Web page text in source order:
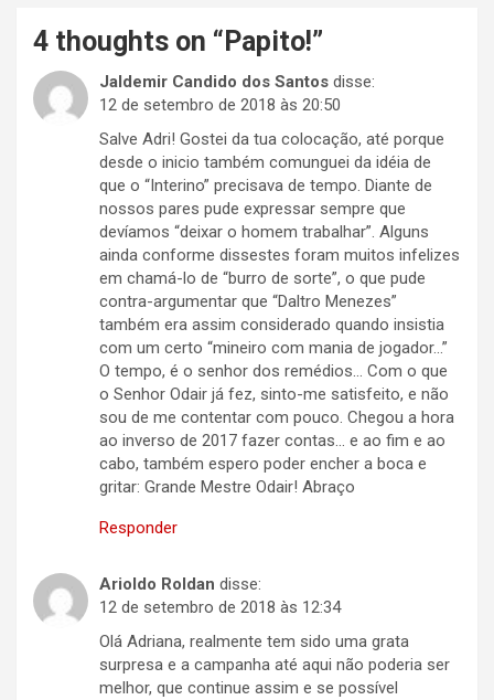
4 thoughts on “ Papito!”
Jaldemir Candido dos Santos disse:
12 de setembro de 2018 às 20:50
Salve Adri! Gostei da tua colocação, até porque
desde o inicio também comunguei da idéia de
que o “Interino” precisava de tempo. Diante de
nossos pares pude expressar sempre que
devíamos “deixar o homem trabalhar”. Alguns
ainda conforme dissestes foram muitos infelizes
em chamá-lo de “burro de sorte”, o que pude
contra-argumentar que “Daltro Menezes”
também era assim considerado quando insistia
com um certo “mineiro com mania de jogador…”
O tempo, é o senhor dos remédios… Com o que
o Senhor Odair já fez, sinto-me satisfeito, e não
sou de me contentar com pouco. Chegou a hora
ao inverso de 2017 fazer contas… e ao fim e ao
cabo, também espero poder encher a boca e
gritar: Grande Mestre Odair! Abraço
Responder
Arioldo Roldan disse:
12 de setembro de 2018 às 12:34
Olá Adriana, realmente tem sido uma grata
surpresa e a campanha até aqui não poderia ser
melhor, que continue assim e se possível